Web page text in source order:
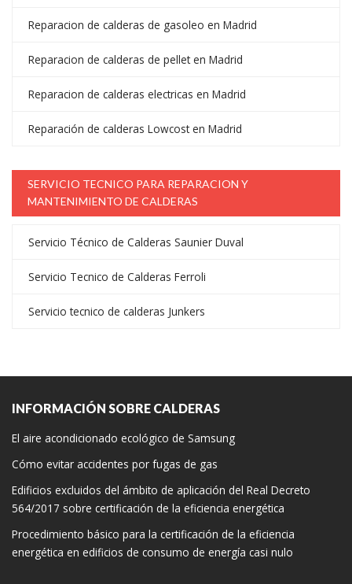
Reparacion de calderas de gasoleo en Madrid
Reparacion de calderas de pellet en Madrid
Reparacion de calderas electricas en Madrid
Reparación de calderas Lowcost en Madrid
SERVICIO TECNICO PARA REPARACION Y
MANTENIMIENTO DE CALDERAS
Servicio Técnico de Calderas Saunier Duval
Servicio Tecnico de Calderas Ferroli
Servicio tecnico de calderas Junkers
INFORMACIÓN SOBRE CALDERAS
El aire acondicionado ecológico de Samsung
Cómo evitar accidentes por fugas de gas
Edificios excluidos del ámbito de aplicación del Real Decreto
564/2017 sobre certificación de la eficiencia energética
Procedimiento básico para la certificación de la eficiencia
energética en edificios de consumo de energía casi nulo